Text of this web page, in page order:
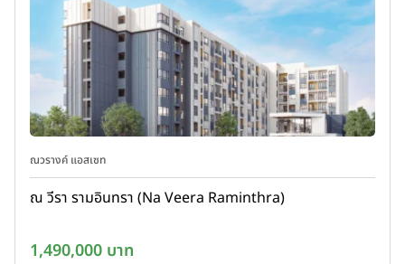
ณวรางค์ แอสเซท
ณ วีรา รามอินทรา (Na Veera Raminthra)
1,490,000 บาท